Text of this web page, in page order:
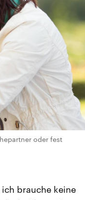
oder fest
brauche keine